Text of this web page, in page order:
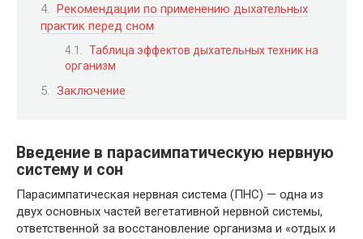
Рекомендации по применению дыхательных
практик перед сном
Таблица эффектов дыхательных техник на
организм
Заключение
Введение в парасимпатическую нервную
систему и сон
Парасимпатическая нервная система (ПНС) — одна из
двух основных частей вегетативной нервной системы,
ответственной за восстановление организма и «отдых и